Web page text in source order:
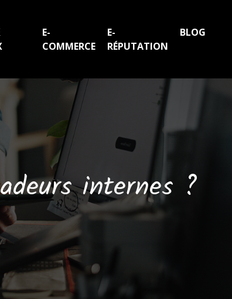
E-
COMMERCE
E-
RÉPUTATION
BLOG
internes ?